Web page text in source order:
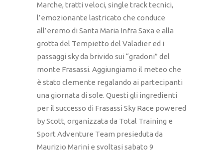
Marche, tratti veloci, single track tecnici,
l’emozionante lastricato che conduce
all’eremo di Santa Maria Infra Saxa e alla
grotta del Tempietto del Valadier ed i
passaggi sky da brivido sui “gradoni” del
monte Frasassi. Aggiungiamo il meteo che
è stato clemente regalando ai partecipanti
una giornata di sole. Questi gli ingredienti
per il successo di Frasassi Sky Race powered
by Scott, organizzata da Total Training e
Sport Adventure Team presieduta da
Maurizio Marini e svoltasi sabato 9